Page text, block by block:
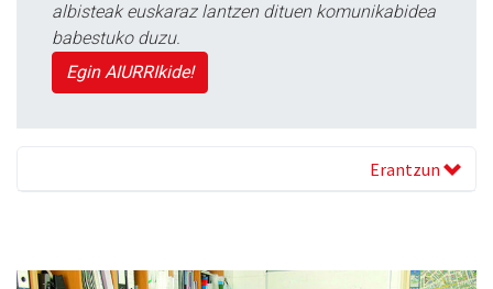
albisteak euskaraz lantzen dituen komunikabidea
babestuko duzu.
Egin AIURRIkide!
Erantzun